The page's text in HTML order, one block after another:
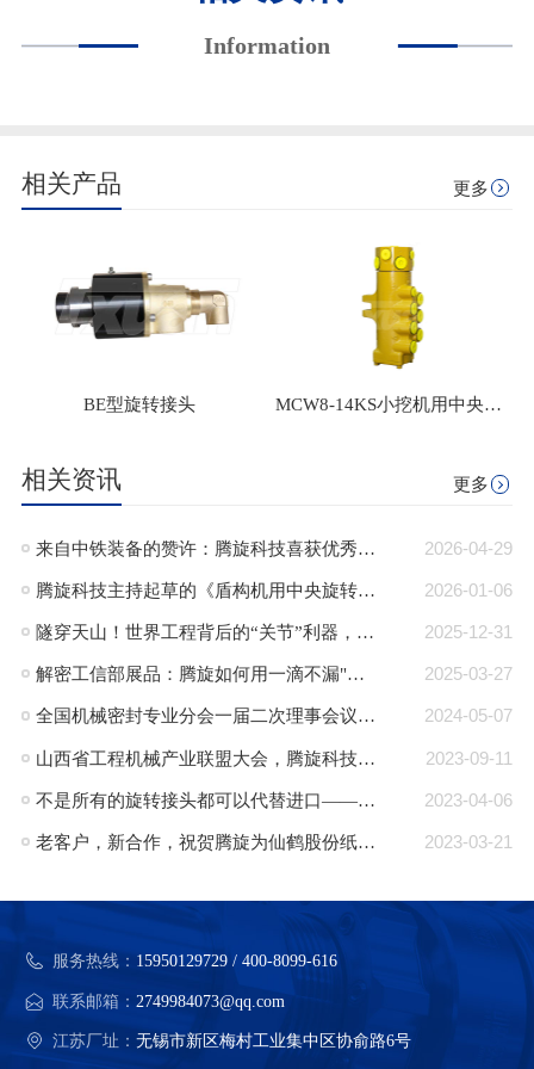
Information
相关产品 更多
BE型旋转接头 MCW8-14KS小挖机用中央回转接头
相关资讯 更多
2026-04-29
来自中铁装备的赞许：腾旋科技喜获优秀供应商奖+质量标杆奖
2026-01-06
腾旋科技主持起草的《盾构机用中央旋转接头》行业标准正式发布
2025-12-31
隧穿天山！世界工程背后的“关节”利器，腾旋回转接头助力TBM挑战极限！
2025-03-27
解密工信部展品：腾旋如何用一滴不漏"技术破局半导体高端装备“卡脖子”难题"
2024-05-07
全国机械密封专业分会一届二次理事会议在郎溪顺利召开
2023-09-11
山西省工程机械产业联盟大会，腾旋科技入选成员单位
2023-04-06
不是所有的旋转接头都可以代替进口——腾旋：可替代进口的旋转接头品牌
2023-03-21
老客户，新合作，祝贺腾旋为仙鹤股份纸机量身定制的蒸汽旋转接头批量交付
服务热线： 15950129729 / 400-8099-616
联系邮箱： 2749984073@qq.com
江苏厂址：无锡市新区梅村工业集中区协俞路6号